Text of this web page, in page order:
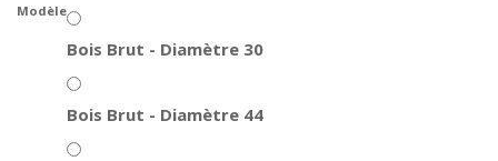
Modèle
Bois Brut - Diamètre 30
Bois Brut - Diamètre 44